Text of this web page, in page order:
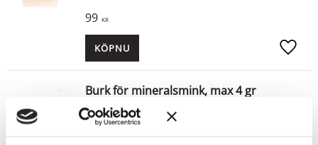
99 KR
Lägg
KÖP
Burk för mineralsmink, max 4 gr
Mellanstor tomburk av plast för dig som
vill byta ut din gamla, eller fylla på med
refill. Burken rymmer max 4 gram.